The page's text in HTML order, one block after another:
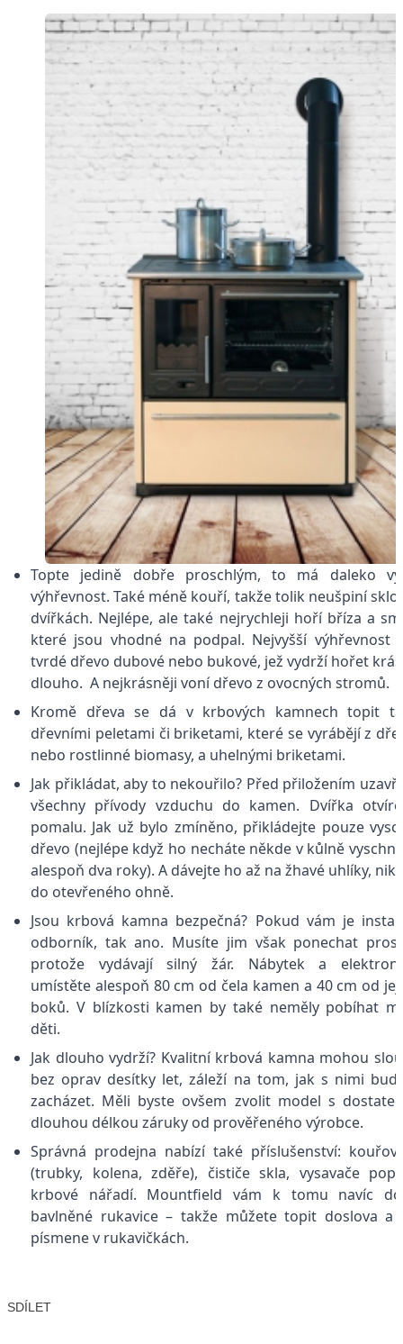
Topte jedině dobře proschlým, to má daleko
výhřevnost. Také méně kouří, takže tolik neušpiní sklo
dvířkách. Nejlépe, ale také nejrychleji hoří bříza a
které jsou vhodné na podpal. Nejvyšší výhřevnost
tvrdé dřevo dubové nebo bukové, jež vydrží hořet
dlouho. A nejkrásněji voní dřevo z ovocných stromů.
Kromě dřeva se dá v krbových kamnech topit
dřevními peletami či briketami, které se vyrábějí z
nebo rostlinné biomasy, a uhelnými briketami.
Jak přikládat, aby to nekouřilo? Před přiložením
všechny přívody vzduchu do kamen. Dvířka
pomalu. Jak už bylo zmíněno, přikládejte pouze
dřevo (nejlépe když ho necháte někde v kůlně
alespoň dva roky). A dávejte ho až na žhavé uhlíky,
do otevřeného ohně.
Jsou krbová kamna bezpečná? Pokud vám je
odborník, tak ano. Musíte jim však ponechat
protože vydávají silný žár. Nábytek a
umístěte alespoň 80 cm od čela kamen a 40 cm od
boků. V blízkosti kamen by také neměly pobíhat
děti.
Jak dlouho vydrží? Kvalitní krbová kamna mohou
bez oprav desítky let, záleží na tom, jak s nimi
zacházet. Měli byste ovšem zvolit model s
dlouhou délkou záruky od prověřeného výrobce.
Správná prodejna nabízí také příslušenství:
(trubky, kolena, zděře), čističe skla, vysavače
krbové nářadí. Mountfield vám k tomu navíc
bavlněné rukavice – takže můžete topit doslova a
písmene v rukavičkách.
SDÍLET